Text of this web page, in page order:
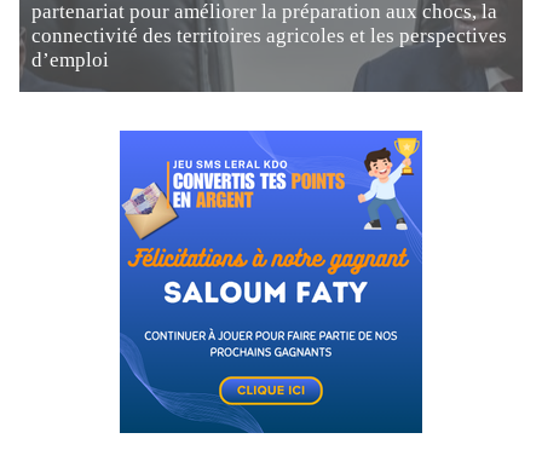
partenariat pour améliorer la préparation aux chocs, la
connectivité des territoires agricoles et les perspectives
d’emploi